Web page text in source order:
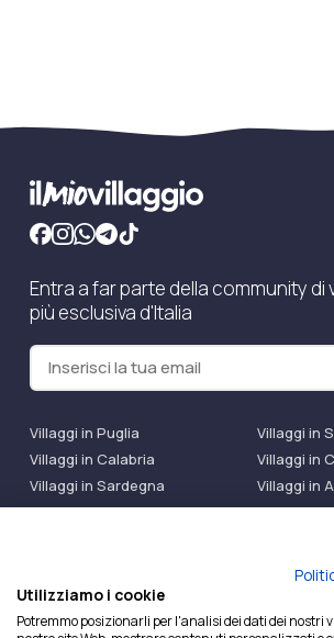
Entra a far parte della community di
più esclusiva d'Italia
Villaggi in Puglia
Villaggi in
Villaggi in Calabria
Villaggi in
Villaggi in Sardegna
Villaggi in
Villaggi Bluserena
Villaggi
Ilmiovillaggio è un marchio di Ekiwi S.r.l.
Utilizziamo i cookie
Potremmo posizionarli per l'analisi dei dati dei nostri